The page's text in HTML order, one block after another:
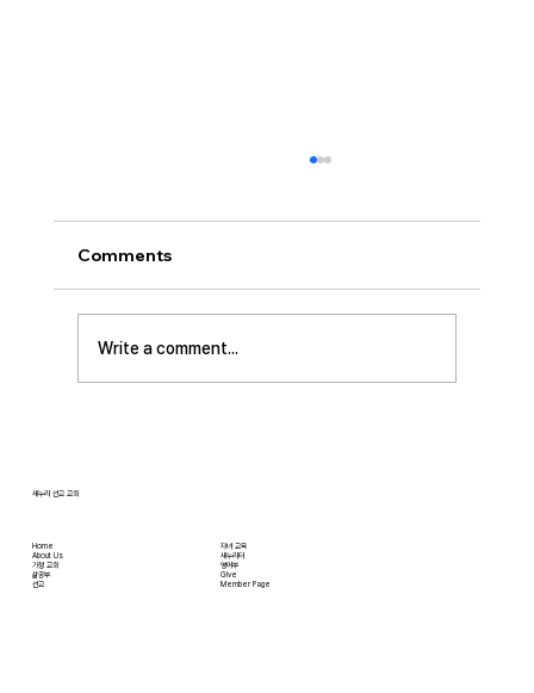
• 서대석 목자 단기 선교 8월 1일부터 13일까지
이스라엘 단기 선교를 다녀옵니다. 관심과 기도
부탁 드립니다. • 가정교회 평신도 세미나 등록
평신도 세미나가 어스틴 늘푸른교회에서 9월 25
일부터 27일까지 있습니다. 등록마감은 8월 7일
Comments
Write a comment...
Home
About Us
​가정 교회
​삶공부
​선교
자녀 교육
새누리터
영어부
Give
Member Page
새누리 선교 교회